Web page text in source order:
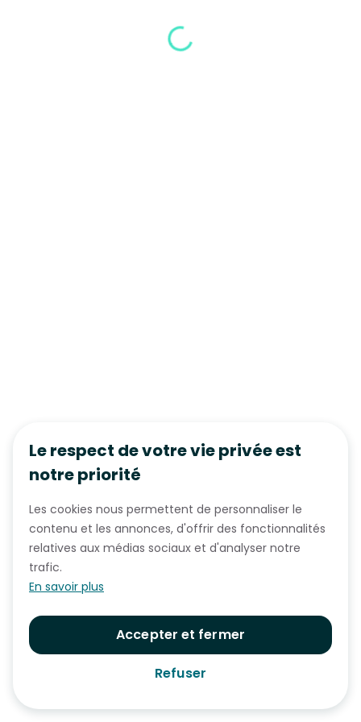
Le respect de votre vie privée est
notre priorité
Les cookies nous permettent de personnaliser le
contenu et les annonces, d'offrir des fonctionnalités
relatives aux médias sociaux et d'analyser notre
trafic.
En savoir plus
Accepter et fermer
Refuser